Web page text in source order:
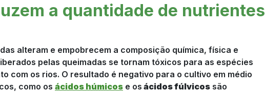
a quantidade de nutrientes
alteram e empobrecem a composição química, física e
pelas queimadas se tornam tóxicos para as espécies
com os rios. O resultado é negativo para o cultivo em médio
como os ácidos húmicos e os ácidos fúlvicos são